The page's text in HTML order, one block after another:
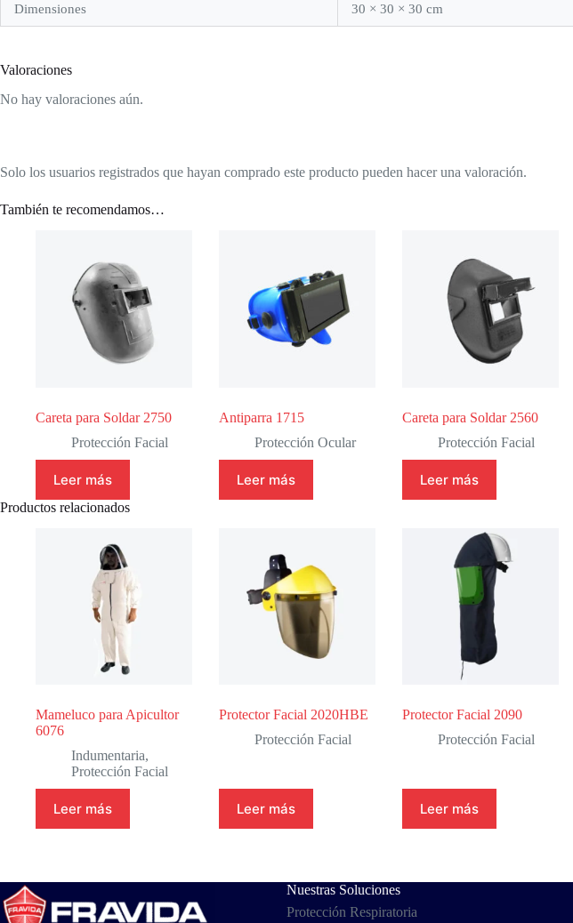
Dimensiones 30 × 30 × 30 cm
Valoraciones
No hay valoraciones aún.
Solo los usuarios registrados que hayan comprado este producto pueden hacer una valoración.
También te recomendamos…
Careta para Soldar 2750
Protección Facial
Leer más
Antiparra 1715
Protección Ocular
Leer más
Careta para Soldar 2560
Protección Facial
Leer más
Productos relacionados
Mameluco para Apicultor
6076
Indumentaria,
Protección Facial
Leer más
Protector Facial 2020HBE
Protección Facial
Leer más
Protector Facial 2090
Protección Facial
Leer más
Nuestras Soluciones
Protección Respiratoria